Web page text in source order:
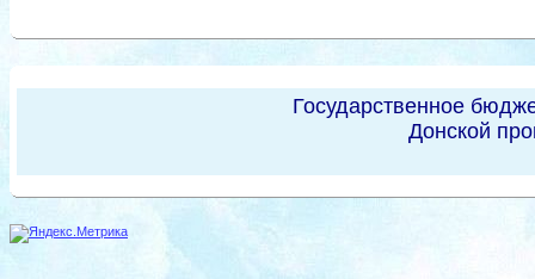
Государственное
Донской